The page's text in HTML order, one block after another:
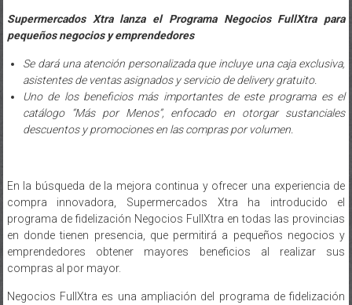
Supermercados Xtra lanza el Programa Negocios FullXtra para
pequeños negocios y emprendedores
Se dará una atención personalizada que incluye una caja exclusiva,
asistentes de ventas asignados y servicio de delivery gratuito.
Uno de los beneficios más importantes de este programa es el
catálogo “Más por Menos”, enfocado en otorgar sustanciales
descuentos y promociones en las compras por volumen.
En la búsqueda de la mejora continua y ofrecer una experiencia de
compra innovadora, Supermercados Xtra ha introducido el
programa de fidelización Negocios FullXtra en todas las provincias
en donde tienen presencia, que permitirá a pequeños negocios y
emprendedores obtener mayores beneficios al realizar sus
compras al por mayor.
Negocios FullXtra es una ampliación del programa de fidelización